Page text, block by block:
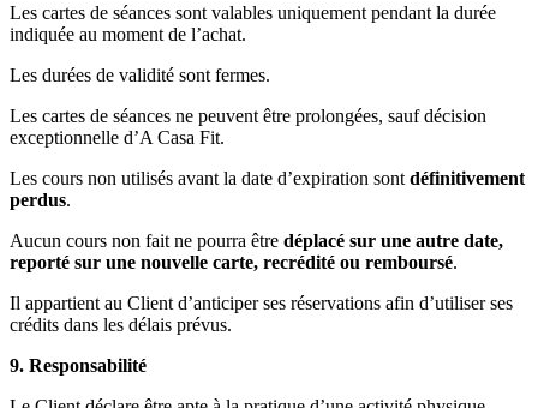
Les cartes de séances sont valables uniquement pendant la durée
indiquée au moment de l’achat.
Les durées de validité sont fermes.
Les cartes de séances ne peuvent être prolongées, sauf décision
exceptionnelle d’A Casa Fit.
Les cours non utilisés avant la date d’expiration sont définitivement
perdus.
Aucun cours non fait ne pourra être déplacé sur une autre date,
reporté sur une nouvelle carte, recrédité ou remboursé.
Il appartient au Client d’anticiper ses réservations afin d’utiliser ses
crédits dans les délais prévus.
9. Responsabilité